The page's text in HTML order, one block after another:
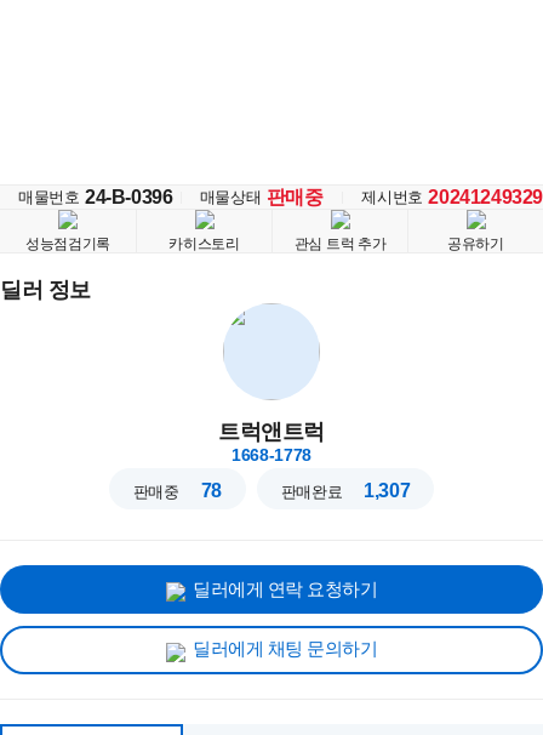
매물번호 24-B-0396 매물상태 판매중 제시번호 20241249329
성능점검기록 카히스토리 관심 트럭 추가 공유하기
딜러 정보
트럭앤트럭
1668-1778
판매중 78 판매완료 1,307
딜러에게 연락 요청하기
딜러에게 채팅 문의하기